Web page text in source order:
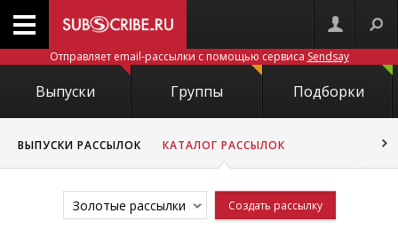
Отправляет email-рассылки с помощью сервиса Sendsay
Выпуски Группы Подборки
ВЫПУСКИ РАССЫЛОК КАТАЛОГ РАССЫЛОК
Золотые рассылки Создать рассылку